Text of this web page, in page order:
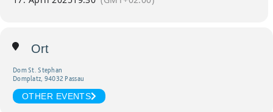
Ort
Dom St. Stephan
Domplatz, 94032 Passau
OTHER EVENTS